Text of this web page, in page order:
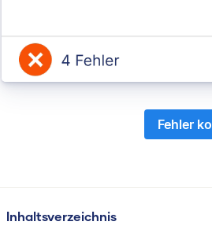
Fehler
Inhaltsverzeichnis